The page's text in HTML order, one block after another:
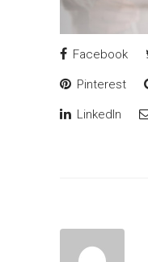
Facebook
Pinterest
LinkedIn